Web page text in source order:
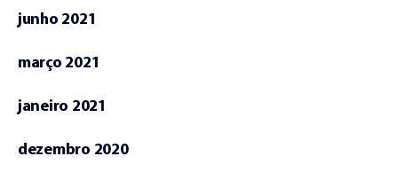
junho 2021
março 2021
janeiro 2021
dezembro 2020